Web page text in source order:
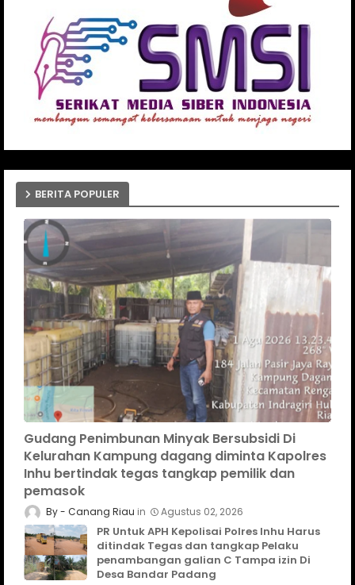
BERITA POPULER
Gudang Penimbunan Minyak Bersubsidi Di
Kelurahan Kampung dagang diminta Kapolres
Inhu bertindak tegas tangkap pemilik dan
pemasok
Canang Riau Agustus 02, 2026
PR Untuk APH Kepolisai Polres Inhu Harus
ditindak Tegas dan tangkap Pelaku
penambangan galian C Tampa izin Di
Desa Bandar Padang